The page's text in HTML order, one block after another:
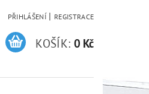
PŘIHLÁŠENÍ | REGISTRACE
KOŠÍK: 0 Kč